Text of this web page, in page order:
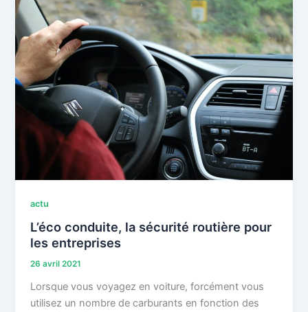
actu
L’éco conduite, la sécurité routière pour
les entreprises
26 avril 2021
Lorsque vous voyagez en voiture, forcément vous
utilisez un nombre de carburants en fonction des